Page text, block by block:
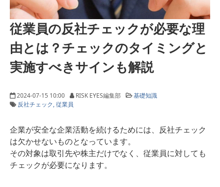
従業員の反社チェックが必要な理
由とは？チェックのタイミングと
実施すべきサインも解説
2024-07-15 10:00 RISK EYES編集部
基礎知識
反社チェック 従業員
企業が安全な企業活動を続けるためには、反社チェック
は欠かせないものとなっています。
その対象は取引先や株主だけでなく、従業員に対しても
チェックが必要になります。